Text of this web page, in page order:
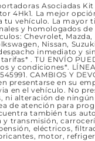
Asociadas
4Hk1. La mejor
tu vehículo. La mayor
y homologados de
Chevrolet,
Nissan,
inmediato y
. TU ENVÍO
y condiciones*. LÍNEA
CAMBIOS Y
presentarse en su
en el vehículo. No
ni alteración de
de atención para
también tus
y transmisión,
eléctricos,
motor,